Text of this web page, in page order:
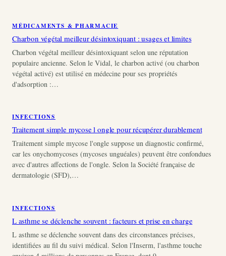
MÉDICAMENTS & PHARMACIE
Charbon végétal meilleur désintoxiquant : usages et limites
Charbon végétal meilleur désintoxiquant selon une réputation
populaire ancienne. Selon le Vidal, le charbon activé (ou charbon
végétal activé) est utilisé en médecine pour ses propriétés
d'adsorption :…
INFECTIONS
Traitement simple mycose l ongle pour récupérer durablement
Traitement simple mycose l'ongle suppose un diagnostic confirmé,
car les onychomycoses (mycoses unguéales) peuvent être confondues
avec d'autres affections de l'ongle. Selon la Société française de
dermatologie (SFD),…
INFECTIONS
L asthme se déclenche souvent : facteurs et prise en charge
L asthme se déclenche souvent dans des circonstances précises,
identifiées au fil du suivi médical. Selon l'Inserm, l'asthme touche